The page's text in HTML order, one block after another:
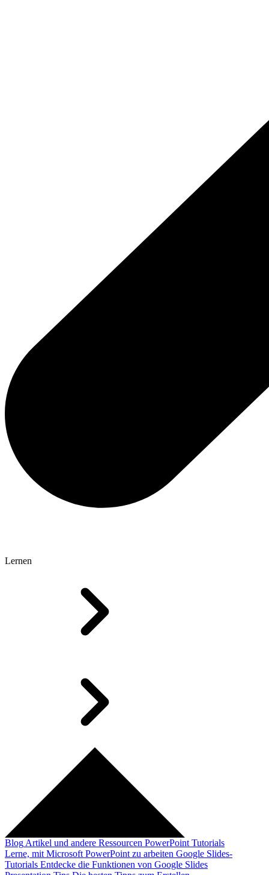
Lernen
Blog Artikel und andere Ressourcen PowerPoint Tutorials
Lerne, mit Microsoft PowerPoint zu arbeiten Google Slides-
Tutorials Entdecke die Funktionen von Google Slides